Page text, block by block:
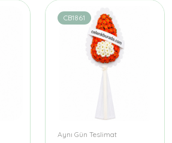
CB1861
Aynı Gün Teslimat